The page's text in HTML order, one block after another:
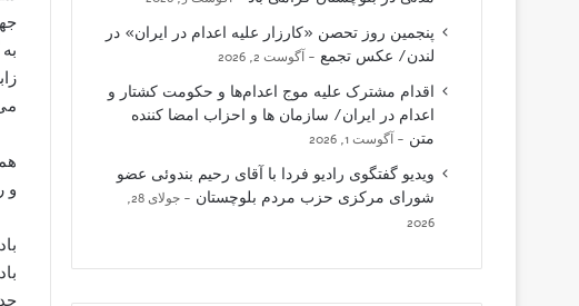
جهان
و
پنجمین روز تحصن «کارزار علیه اعدام در ایران» در
لندن/ عکس تجمع
آگوست 2, 2026
اقدام مشترک علیه موج اعدام‌ها و حکومت کشتار و
اعدام در ایران/ سازمان ها و احزاب امضا کننده
متن
آگوست 1, 2026
ویدیو گفتگوی رادیو فردا با آقای رحیم بندوئی عضو
شورای مرکزی حزب مردم بلوچستان
جولای 28,
2026